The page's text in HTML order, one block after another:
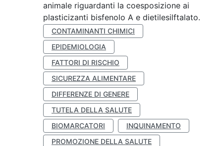
animale riguardanti la coesposizione ai
plasticizanti bisfenolo A e dietilesilftalato.
CONTAMINANTI CHIMICI
EPIDEMIOLOGIA
FATTORI DI RISCHIO
SICUREZZA ALIMENTARE
DIFFERENZE DI GENERE
TUTELA DELLA SALUTE
BIOMARCATORI
INQUINAMENTO
PROMOZIONE DELLA SALUTE